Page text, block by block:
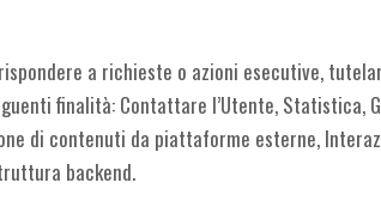
a richieste o azioni esecutive,
finalità: Contattare l’Utente, Statistica,
di contenuti da piattaforme esterne,
backend.